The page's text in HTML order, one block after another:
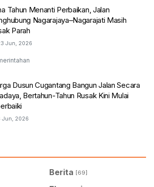
Tahun Menanti Perbaikan, Jalan
Nagarajaya–Nagarajati Masih
Parah
Jun, 2026
Dusun Cugantang Bangun Jalan Secara
Bertahun-Tahun Rusak Kini Mulai
Jun, 2026
Berita [69]